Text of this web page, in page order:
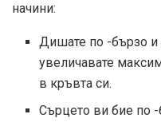
начини:
Дишате по -бързо и
увеличавате
в кръвта си.
Сърцето ви бие по